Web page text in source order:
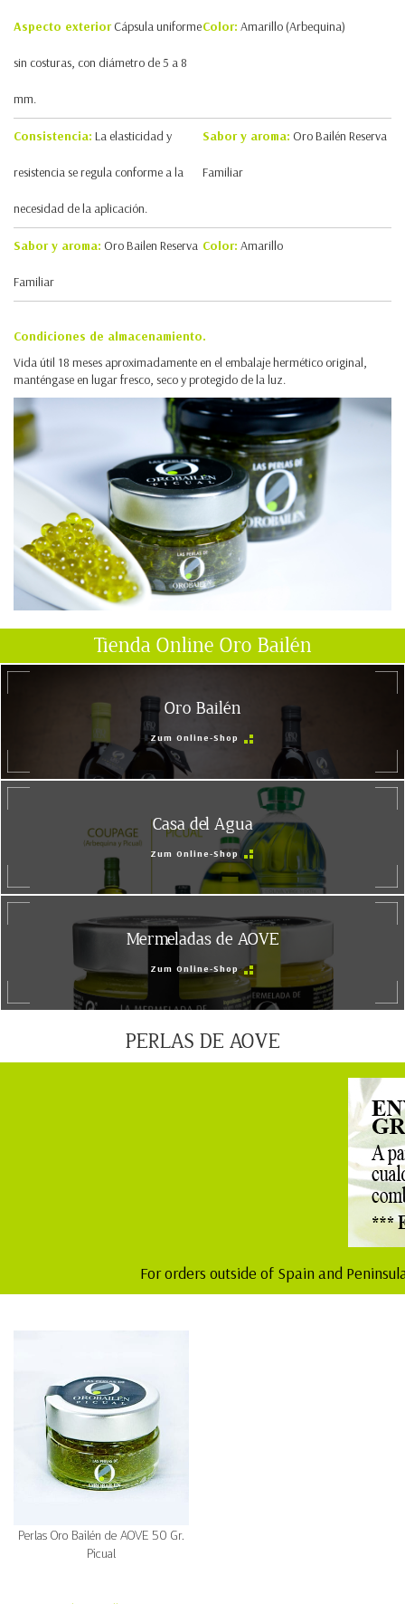
Aspecto exteriorCápsula uniforme
sin costuras, con diámetro de 5 a 8
mm.
Color: Amarillo (Arbequina)
Consistencia: La elasticidad y
resistencia se regula conforme a la
necesidad de la aplicación.
Sabor y aroma: Oro Bailén Reserva
Familiar
Sabor y aroma: Oro Bailen Reserva
Familiar
Color: Amarillo
Condiciones de almacenamiento.
Vida útil 18 meses aproximadamente en el embalaje hermético original,
manténgase en lugar fresco, seco y protegido de la luz.
Tienda Online Oro Bailén
Oro Bailén
Zum Online-Shop
Casa del Agua
Zum Online-Shop
Mermeladas de AOVE
Zum Online-Shop
PERLAS DE AOVE
For orders outside of Spain and
Perlas Oro Bailén de AOVE 50 Gr.
Picual